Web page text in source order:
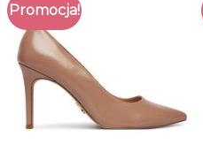
Promocja!